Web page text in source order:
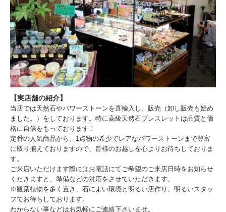
【実店舗の紹介】
当店では天然石やパワーストーンを直輸入し、販売（卸し販売も始め
ました。）をしております。特に高級天然石ブレスレットは品質と価
格に自信をもっております！
定番の人気商品から、1点物の希少でレアなパワーストーンまで豊富
に取り揃えておりますので、皆様のお越しを心よりお待ちしておりま
す。
ご来店いただけます際にはお電話にてご希望のご来店日時をお知らせ
くだきますと、準備などの対応をさせていただきます。
※観葉植物を多く置き、石によい環境と明るい店作り、明るいスタッ
フでお待ちしております。
わからない事などはお気軽にご連絡下さいませ。